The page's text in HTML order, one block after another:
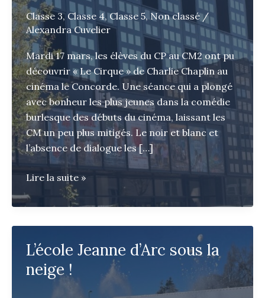
Classe 3, Classe 4,Classe 5, Non classé/
Alexandra Cuvelier
Mardi 17 mars, les élèves du CP au CM2 ont pu
découvrir « Le Cirque » de Charlie Chaplin au
cinéma le Concorde. Une séance qui a plongé
avec bonheur les plus jeunes dans la comédie
burlesque des débuts du cinéma, laissant les
CM un peu plus mitigés. Le noir et blanc et
l’absence de dialogue les […]
Cinéma
et
médiathèque
Lire la suite »
L’école Jeanne d’Arc sous la
neige !